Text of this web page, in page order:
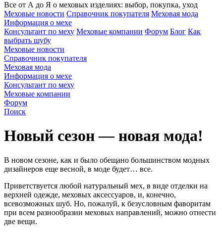
Все от А до Я о меховых изделиях: выбор, покупка, уход
Меховые новости Справочник покупателя Меховая мода
Информация о мехе
Консультант по меху Меховые компании Форум Блог Как
выбрать шубу
Меховые новости
Справочник покупателя
Меховая мода
Информация о мехе
Консультант по меху
Меховые компании
Форум
Поиск
Новый сезон — новая мода!
В новом сезоне, как и было обещано большинством модных
дизайнеров еще весной, в моде будет… все.
Приветствуется любой натуральный мех, в виде отделки на
верхней одежде, меховых аксессуаров, и, конечно,
всевозможных шуб. Но, пожалуй, к безусловным фаворитам
при всем разнообразии меховых направлений, можно отнести
две вещи.